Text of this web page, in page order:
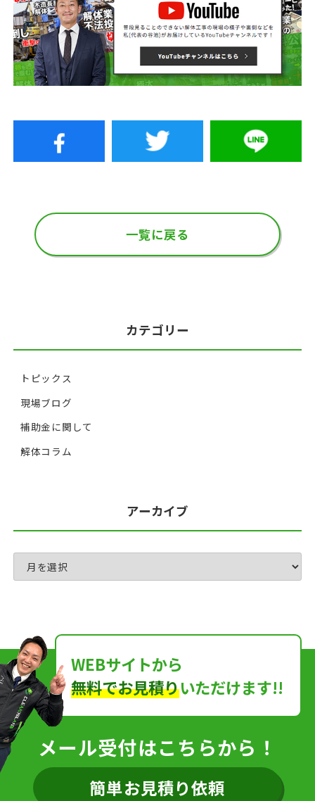
一覧に戻る
カテゴリー
トピックス
現場ブログ
補助金に関して
解体コラム
アーカイブ
WEBサイトから
無料でお見積りいただけます!!
メール受付はこちらから！
簡単お見積り依頼